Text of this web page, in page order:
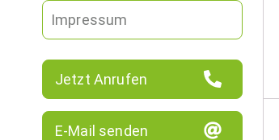
Impressum
Jetzt Anrufen
E-Mail senden